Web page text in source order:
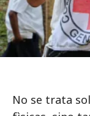
No se trata